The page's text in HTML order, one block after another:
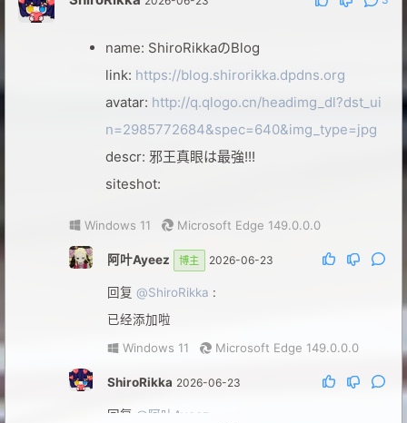
name: ShiroRikkaのBlog
link: https://blog.shirorikka.dpdns.org
avatar: http://q.qlogo.cn/headimg_dl?dst_ui
n=2985772684&spec=640&img_type=jpg
descr: 邪王真眼は最強!!!
siteshot:
Windows 11 Microsoft Edge 149.0.0.0
阿叶Ayeez 博主 2026-06-23
回复 @ShiroRikka :
已经添加啦
Windows 11
Microsoft Edge 149.0.0.0
ShiroRikka 2026-06-23
回复 @阿叶Ayeez